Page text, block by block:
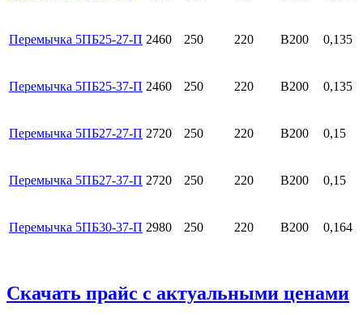
Перемычка 5ПБ25-27-П 2460 250 220 B200 0,135
Перемычка 5ПБ25-37-П 2460 250 220 B200 0,135
Перемычка 5ПБ27-27-П 2720 250 220 B200 0,15
Перемычка 5ПБ27-37-П 2720 250 220 B200 0,15
Перемычка 5ПБ30-37-П 2980 250 220 B200 0,164
Скачать прайс с актуальными ценами